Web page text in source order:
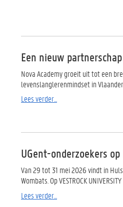
Een nieuw
Nova Academy groeit uit tot een
levenslanglerenmindset in
Lees verder...
UGent-onderzoekers op
Van 29 tot 31 mei 2026 vindt in
Wombats. Op VESTROCK
Lees verder...